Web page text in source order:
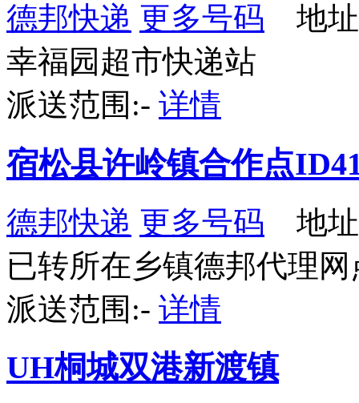
德邦快递 更多号码 地址
幸福园超市快递站
派送范围:- 详情
宿松县许岭镇合作点
德邦快递 更多号码 地址
已转所在乡镇德邦代理
派送范围:- 详情
UH桐城双港新渡镇